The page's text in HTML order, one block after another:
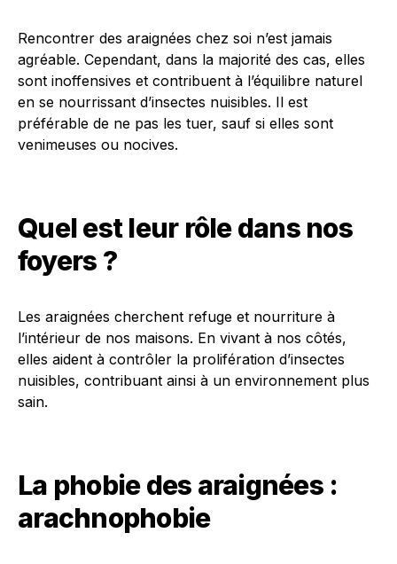
Rencontrer des araignées chez soi n’est jamais
agréable. Cependant, dans la majorité des cas, elles
sont inoffensives et contribuent à l’équilibre naturel
en se nourrissant d’insectes nuisibles. Il est
préférable de ne pas les tuer, sauf si elles sont
venimeuses ou nocives.
Quel est leur rôle dans nos
foyers ?
Les araignées cherchent refuge et nourriture à
l’intérieur de nos maisons. En vivant à nos côtés,
elles aident à contrôler la prolifération d’insectes
nuisibles, contribuant ainsi à un environnement plus
sain.
La phobie des araignées :
arachnophobie